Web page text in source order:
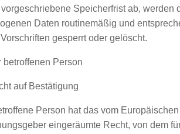
Speicherfrist ab, werden
Daten routinemäßig und
gesperrt oder gelöscht.
betroffenen Person
auf Bestätigung
Person hat das vom
eingeräumte Recht, von dem